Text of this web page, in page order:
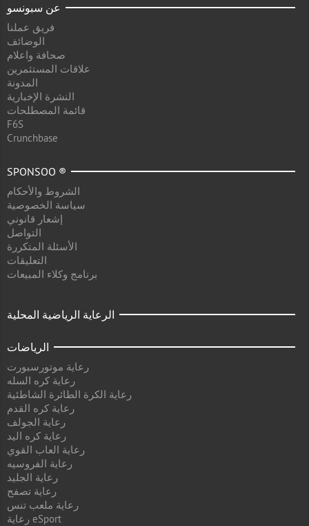
عن سبونسو
فريق عملنا
الوضائف
صحافة واعلام
علاقات المستثمرين
المدونة
النشرة الإخبارية
قائمة المصطلحات
F6S
Crunchbase
SPONSOO ®
الشروط والأحكام
سياسة الخصوصية
إشعار قانوني
التواصل
الأسئلة المتكررة
التعليقات
برنامج وكلاء المبيعات
الرعاية الرياضية المحلية
الرياضات
رعاية موتورسبورت
رعاية كره السله
رعاية الكرة الطائرة الشاطئية
رعاية كره القدم
رعاية الجولف
رعاية كره اليد
رعاية العاب القوي
رعاية الفروسيه
رعاية الجليد
رعاية تصفح
رعاية ملعب تنس
رعاية eSport